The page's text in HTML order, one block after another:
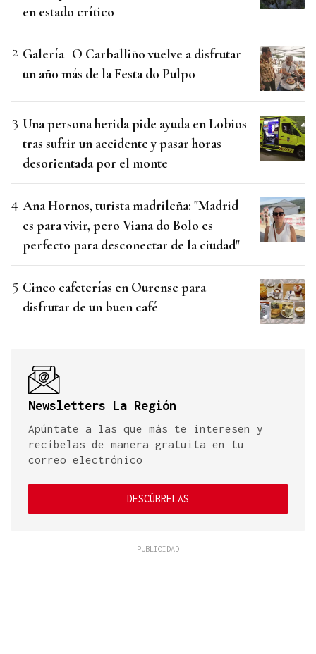
en estado crítico
Galería | O Carballiño vuelve a disfrutar
un año más de la Festa do Pulpo
Una persona herida pide ayuda en Lobios
tras sufrir un accidente y pasar horas
desorientada por el monte
Ana Hornos, turista madrileña: "Madrid
es para vivir, pero Viana do Bolo es
perfecto para desconectar de la ciudad"
Cinco cafeterías en Ourense para
disfrutar de un buen café
Newsletters La Región
Apúntate a las que más te interesen y
recíbelas de manera gratuita en tu
correo electrónico
DESCÚBRELAS